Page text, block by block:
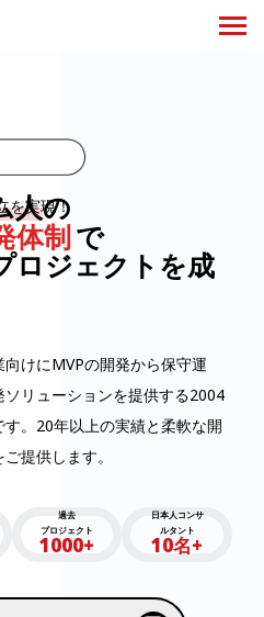
を実現！
人の
体制で
ロジェクトを成
けにMVPの開発から保守運
リューションを提供する2004
。20年以上の実績と柔軟な開
提供します。
過去
プロジェクト
1000+
日本人コンサ
ルタント
10名+